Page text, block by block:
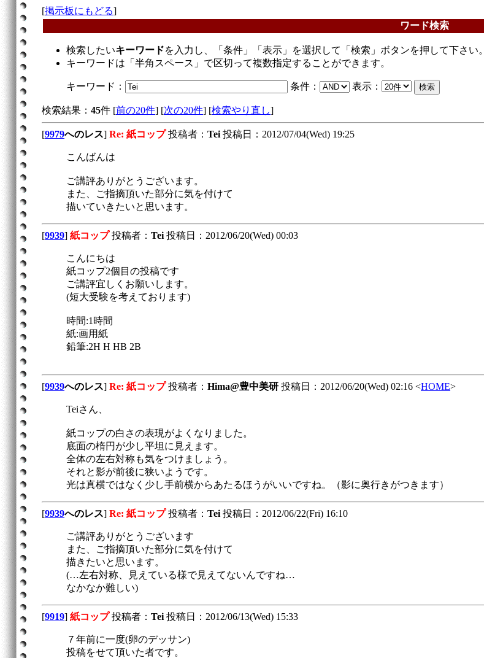
[掲示板にもどる]
ワード検索
検索したいキーワードを入力し、「条件」「表示」を選択して「検索」ボタンを押して下さい。
キーワードは「半角スペース」で区切って複数指定することができます。
キーワード： 条件： 表示：
検索結果： 45件 [前の20件] [次の20件] [検索やり直し]
[9979へのレス] Re: 紙コップ投稿者： Tei 投稿日：2012/07/04(Wed) 19:25
こんばんは
ご講評ありがとうございます。
また、ご指摘頂いた部分に気を付けて
描いていきたいと思います。
[9939] 紙コップ投稿者： Tei 投稿日：2012/06/20(Wed) 00:03
こんにちは
紙コップ2個目の投稿です
ご講評宜しくお願いします。
(短大受験を考えております)
時間:1時間
紙:画用紙
鉛筆:2H H HB 2B
[9939へのレス] Re: 紙コップ投稿者： Hima@豊中美研 投稿日：2012/06/20(Wed) 02:16 <HOME>
Teiさん、
紙コップの白さの表現がよくなりました。
底面の楕円が少し平坦に見えます。
全体の左右対称も気をつけましょう。
それと影が前後に狭いようです。
光は真横ではなく少し手前横からあたるほうがいいですね。（影に奥行きがつきます）
[9939へのレス] Re: 紙コップ投稿者： Tei 投稿日：2012/06/22(Fri) 16:10
ご講評ありがとうございます
また、ご指摘頂いた部分に気を付けて
描きたいと思います。
(…左右対称、見えている様で見えてないんですね…
なかなか難しい)
[9919] 紙コップ投稿者： Tei 投稿日：2012/06/13(Wed) 15:33
７年前に一度(卵のデッサン)
投稿をせて頂いた者です。